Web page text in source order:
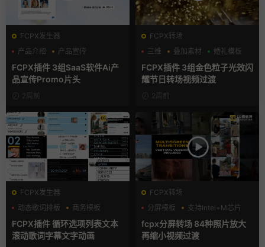
FCPX发生器
产品介绍
产品宣传
产品展示
FCPX插件 3组SaaS软件Ai产
品宣传Promo片头
2周前
FCPX转场
三维
叠加素材 婚礼模板
FCPX插件 3组金色粒子光效闪
耀节日转场视频过渡
2周前
FCPX发生器
动态歌词排版
商务模板
字幕模板
FCPX插件 循环选项列表文本
滚动歌词字幕文字动画
FCPX转场
分屏模板
支持Intel+M芯片
照片墙
fcpx分屏转场 84种照片放大
再缩小视频过渡